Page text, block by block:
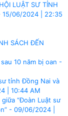
LUẬT SƯ TỈNH
15/06/2024 | 22:35
SÁCH ĐẾN
10 năm bị oan -
tỉnh Đồng Nai và
| 10:44 AM
“Đoàn Luật sư
- 09/06/2024 |